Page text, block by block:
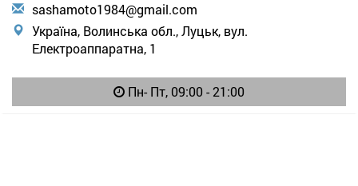
sashamoto1984@gmail.com
Україна, Волинська обл., Луцьк, вул.
Електроаппаратна, 1
Пн- Пт, 09:00 - 21:00